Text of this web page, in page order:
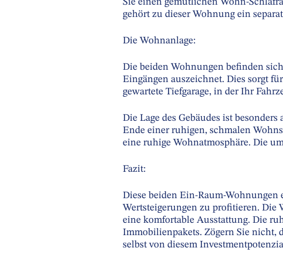
Sie einen gemütlichen Wohn-
gehört zu dieser Wohnung ein
Die Wohnanlage:
Die beiden Wohnungen befinden
Eingängen auszeichnet. Dies sorgt
gewartete Tiefgarage, in der Ihr
Die Lage des Gebäudes ist
Ende einer ruhigen, schmalen
eine ruhige Wohnatmosphäre. Die
Fazit:
Diese beiden Ein-Raum-
Wertsteigerungen zu profitieren. Die
eine komfortable Ausstattung. Die
Immobilienpakets. Zögern Sie nicht,
selbst von diesem